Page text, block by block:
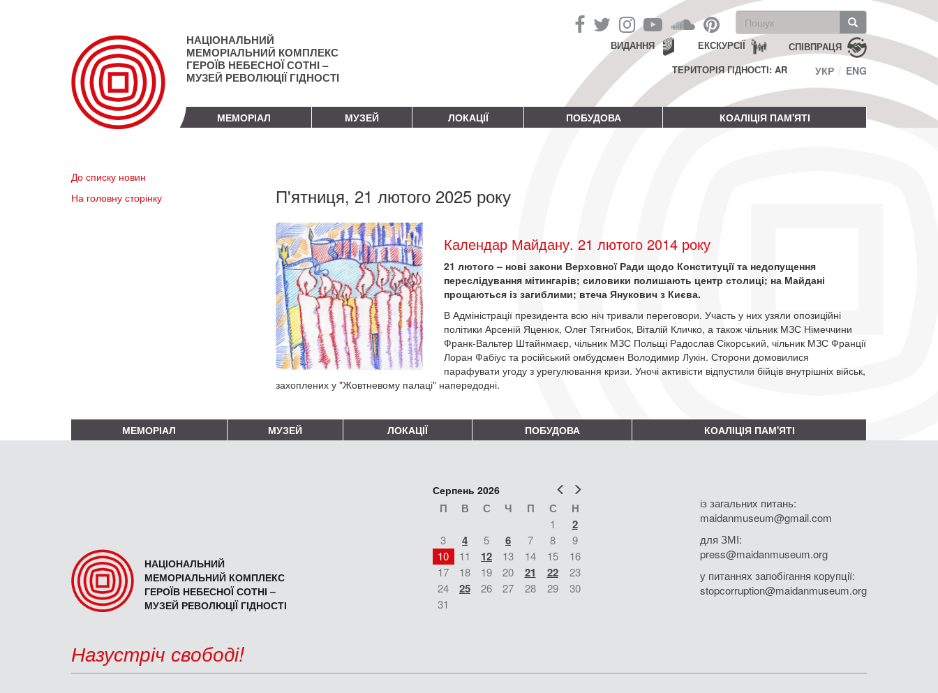
НАЦІОНАЛЬНИЙ
МЕМОРІАЛЬНИЙ КОМПЛЕКС
ГЕРОЇВ НЕБЕСНОЇ СОТНІ –
МУЗЕЙ РЕВОЛЮЦІЇ ГІДНОСТІ
Пошукова
форма
Пошук СПІВПРАЦЯ
ЕКСКУРСІЇ
ВИДАННЯ
ТЕРИТОРІЯ ГІДНОСТІ: AR
УКР ENG
МЕМОРІАЛ МУЗЕЙ ЛОКАЦІЇ ПОБУДОВА КОАЛІЦІЯ ПАМ'ЯТІ
До списку новин
На головну сторінку
П'ятниця, 21 лютого 2025 року
Календар Майдану. 21 лютого 2014 року
21 лютого – нові закони Верховної Ради щодо Конституції та недопущення
переслідування мітингарів; силовики полишають центр столиці; на Майдані
прощаються із загиблими; втеча Янукович з Києва.
В Адміністрації президента всю ніч тривали переговори. Участь у них узяли опозиційні
політики Арсеній Яценюк, Олег Тягнибок, Віталій Кличко, а також чільник МЗС Німеччини
Франк-Вальтер Штайнмаєр, чільник МЗС Польщі Радослав Сікорський, чільник МЗС Франції
Лоран Фабіус та російський омбудсмен Володимир Лукін. Сторони домовилися
парафувати угоду з урегулювання кризи. Уночі активісти відпустили бійців внутрішніх військ,
захоплених у "Жовтневому палаці" напередодні.
МЕМОРІАЛ МУЗЕЙ ЛОКАЦІЇ ПОБУДОВА КОАЛІЦІЯ ПАМ'ЯТІ
НАЦІОНАЛЬНИЙ
МЕМОРІАЛЬНИЙ КОМПЛЕКС
ГЕРОЇВ НЕБЕСНОЇ СОТНІ –
МУЗЕЙ РЕВОЛЮЦІЇ ГІДНОСТІ
Попер
Серпень 2026
П В С Ч П С Н
1 2
3 4 5 6 7 8
9
10
11 12 13 14 15
16
17
18 19 20 21 22
23
24
25 26 27 28 29
30
31
із загальних питань:
maidanmuseum@gmail.com
для ЗМІ:
press@maidanmuseum.org
у питаннях запобігання корупції:
stopcorruption@maidanmuseum.org
Назустріч свободі!